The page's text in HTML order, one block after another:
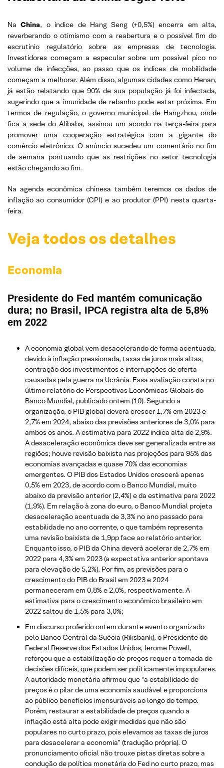
NaChina, o índice de Hang Seng (+0,5%) encerra em alta,
reverberando o otimismo com a reabertura e o possível fim do
escrutínio regulatório sobre as empresas de tecnologia.
Investidores começam a especular sobre um possível pico no
volume de infecções, ao passo que os índices de mobilidade
começam a melhorar. Além disso, algumas cidades como Henan,
já estão relatando que 90% de sua população já foi infectada,
sugerindo que a imunidade de rebanho pode estar próxima. Em
termos de regulação, o governo municipal de Hangzhou, onde
fica a sede do Alibaba, assinou um acordo na terça-feira para
promover uma cooperação estratégica com a gigante do
comércio eletrônico. O anúncio sucedeu um comentário no fim
de semana pontuando que as restrições no setor tecnologia
estão chegando ao fim.
Na agenda econômica chinesa também teremos os dados de
inflação ao consumidor (CPI) e ao produtor (PPI) nesta quarta-
feira.
Veja todos os detalhes
Economia
Presidente do Fed mantém comunicação
dura; no Brasil, IPCA registra alta de 5,8%
em 2022
A economia global vem desacelerando de forma acentuada,
devido à inflação pressionada, taxas de juros mais altas,
contração dos investimentos e interrupções de oferta
causadas pela guerra na Ucrânia. Essa avaliação consta no
último relatório de Perspectivas Econômicas Globais do
Banco Mundial, publicado ontem (10). Segundo a
organização, o PIB global deverá crescer 1,7% em 2023 e
2,7% em 2024, abaixo das previsões anteriores de 3,0% para
ambos os anos. A estimativa para 2022 indica alta de 2,9%.
A desaceleração econômica deve ser generalizada entre as
regiões; houve revisão baixista nas projeções para 95% das
economias avançadas e quase 70% das economias
emergentes. O PIB dos Estados Unidos crescerá apenas
0,5% em 2023, de acordo com o Banco Mundial, muito
abaixo da previsão anterior (2,4%) e da estimativa para 2022
(1,9%). Em relação à zona do euro, o Banco Mundial projeta
desaceleração acentuada de 3,3% no ano passado para
estabilidade no ano corrente, o que também representa
uma revisão baixista de 1,9pp face ao relatório anterior.
Enquanto isso, o PIB da China deverá acelerar de 2,7% em
2022 para 4,3% em 2023 (a expectativa anterior apontava
para elevação de 5,2%). Por fim, as previsões para o
crescimento do PIB do Brasil em 2023 e 2024
permaneceram em 0,8% e 2,0%, respectivamente. A
estimativa para o crescimento econômico brasileiro em
2022 saltou de 1,5% para 3,0%;
Em discurso proferido ontem durante evento organizado
pelo Banco Central da Suécia (Riksbank), o Presidente do
Federal Reserve dos Estados Unidos, Jerome Powell,
reforçou que a estabilização de preços requer a tomada de
decisões difíceis, que podem ser politicamente impopulares.
A autoridade monetária afirmou que “a estabilidade de
preços é o pilar de uma economia saudável e proporciona
ao público benefícios imensuráveis ao longo do tempo.
Porém, restaurar a estabilidade de preços quando a
inflação está alta pode exigir medidas que não são
populares no curto prazo, pois elevamos as taxas de juros
para desacelerar a economia” (tradução própria). O
pronunciamento oficial não trouxe pistas diretas sobre a
condução de política monetária do Fed no curto prazo, mas